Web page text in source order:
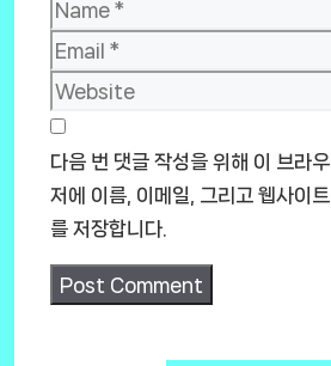
Name
Email
Website
다음 번 댓글 작성을 위해 이 브라우
저에 이름, 이메일, 그리고 웹사이트
를 저장합니다.